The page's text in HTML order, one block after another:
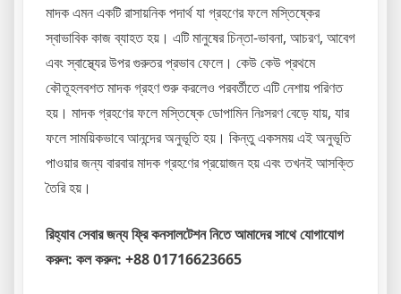
মাদক এমন একটি রাসায়নিক পদার্থ যা গ্রহণের ফলে মস্তিষ্কের
স্বাভাবিক কাজ ব্যাহত হয়। এটি মানুষের চিন্তা-ভাবনা, আচরণ, আবেগ
এবং স্বাস্থ্যের উপর গুরুতর প্রভাব ফেলে। কেউ কেউ প্রথমে
কৌতূহলবশত মাদক গ্রহণ শুরু করলেও পরবর্তীতে এটি নেশায় পরিণত
হয়। মাদক গ্রহণের ফলে মস্তিষ্কে ডোপামিন নিঃসরণ বেড়ে যায়, যার
ফলে সাময়িকভাবে আনন্দের অনুভূতি হয়। কিন্তু একসময় এই অনুভূতি
পাওয়ার জন্য বারবার মাদক গ্রহণের প্রয়োজন হয় এবং তখনই আসক্তি
তৈরি হয়।
রিহ্যাব সেবার জন্য ফ্রি কনসালটেশন নিতে আমাদের সাথে যোগাযোগ
করুন: কল করুন: +88 01716623665